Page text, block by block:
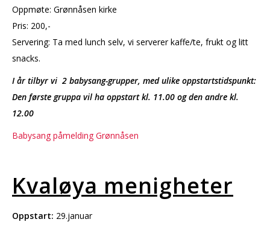
Oppmøte: Grønnåsen kirke
Pris: 200,-
Servering: Ta med lunch selv, vi serverer kaffe/te, frukt og litt
snacks.
I år tilbyr vi 2 babysang-grupper, med ulike oppstartstidspunkt:
Den første gruppa vil ha oppstart kl. 11.00 og den andre kl.
12.00
Babysang påmelding Grønnåsen
Kvaløya menigheter
Oppstart: 29.januar